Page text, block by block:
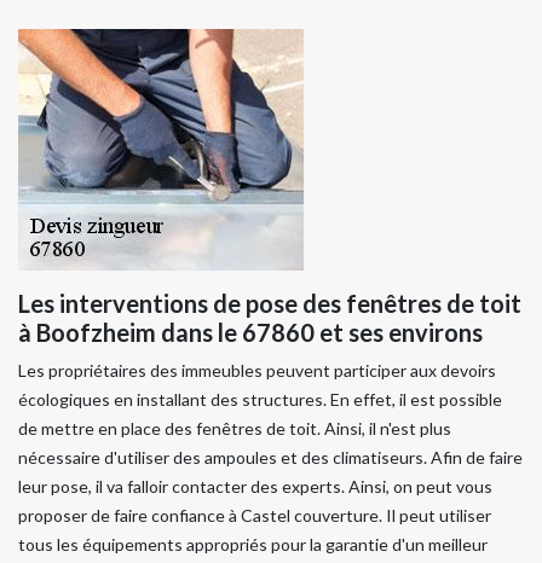
Les interventions de pose des fenêtres de toit
à Boofzheim dans le 67860 et ses environs
Les propriétaires des immeubles peuvent participer aux devoirs
écologiques en installant des structures. En effet, il est possible
de mettre en place des fenêtres de toit. Ainsi, il n'est plus
nécessaire d'utiliser des ampoules et des climatiseurs. Afin de faire
leur pose, il va falloir contacter des experts. Ainsi, on peut vous
proposer de faire confiance à Castel couverture. Il peut utiliser
tous les équipements appropriés pour la garantie d'un meilleur